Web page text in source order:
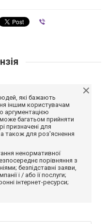
які бажають
іншим користувачам
аргументацією
багатьом прийняти
призначені для
також для роз'яснення
ненормативної
порівняння з
безпідставні заяви,
і / або її послуги;
інтернет-ресурси;